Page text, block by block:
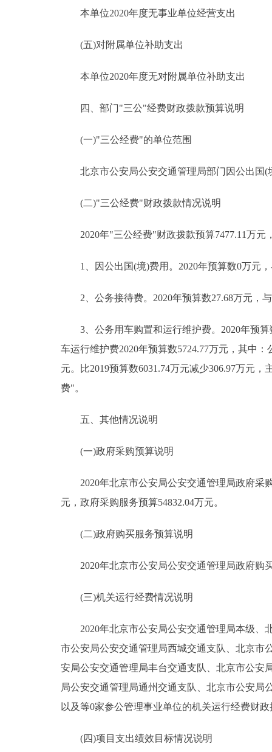
本单位2020年度无事业单位经营支出
(五)对附属单位补助支出
本单位2020年度无对附属单位补助支出
四、部门"三公"经费财政拨款预算说明
(一)"三公经费"的单位范围
北京市公安局公安交通管理局部门因公出国(
(二)"三公经费"财政拨款情况说明
2020年"三公经费"财政拨款预算7477.11万元
1、因公出国(境)费用。2020年预算数0万元，
2、公务接待费。2020年预算数27.68万元，与
3、公务用车购置和运行维护费。2020年预算
车运行维护费2020年预算数5724.77万元，其中
元。比2019预算数6031.74万元减少306.97万元
费"。
五、其他情况说明
(一)政府采购预算说明
2020年北京市公安局公安交通管理局政府采购
元，政府采购服务预算54832.04万元。
(二)政府购买服务预算说明
2020年北京市公安局公安交通管理局政府购买
(三)机关运行经费情况说明
2020年北京市公安局公安交通管理局本级、
市公安局公安交通管理局西城交通支队、北京市
安局公安交通管理局丰台交通支队、北京市公安
局公安交通管理局通州交通支队、北京市公安局
以及等0家参公管理事业单位的机关运行经费财政
(四)项目支出绩效目标情况说明